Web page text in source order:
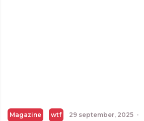
Magazine wtf 29 september, 2025 ·